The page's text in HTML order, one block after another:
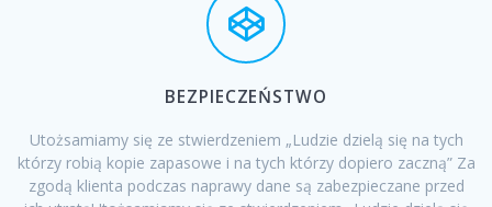
BEZPIECZEŃSTWO
Utożsamiamy się ze stwierdzeniem „Ludzie dzielą się na tych
którzy robią kopie zapasowe i na tych którzy dopiero zaczną” Za
zgodą klienta podczas naprawy dane są zabezpieczane przed